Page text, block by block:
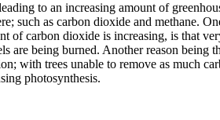
to an increasing amount of
such a s carbon dioxide and methane.
of carbon dioxide is increasing, is that
are being burned. Another reason being
with trees unable to remove as much
photosynthesis.